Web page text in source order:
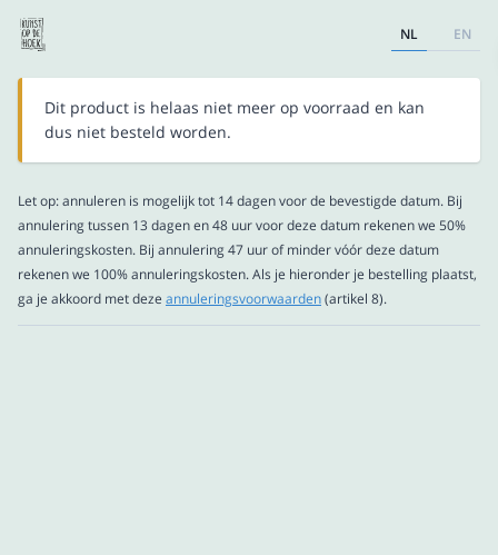
NL EN
Dit product is helaas niet meer op voorraad en kan
dus niet besteld worden.
Let op: annuleren is mogelijk tot 14 dagen voor de bevestigde datum. Bij
annulering tussen 13 dagen en 48 uur voor deze datum rekenen we 50%
annuleringskosten. Bij annulering 47 uur of minder vóór deze datum
rekenen we 100% annuleringskosten. Als je hieronder je bestelling plaatst,
ga je akkoord met deze annuleringsvoorwaarden(artikel 8).